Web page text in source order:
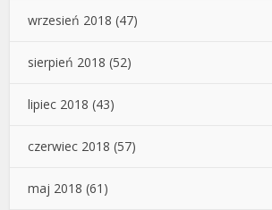
wrzesień 2018 (47)
sierpień 2018 (52)
lipiec 2018 (43)
czerwiec 2018 (57)
maj 2018 (61)